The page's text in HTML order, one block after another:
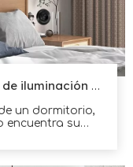
Escenario de aplicación: Control de iluminación del dormitorio
un dormitorio,
encuentra su